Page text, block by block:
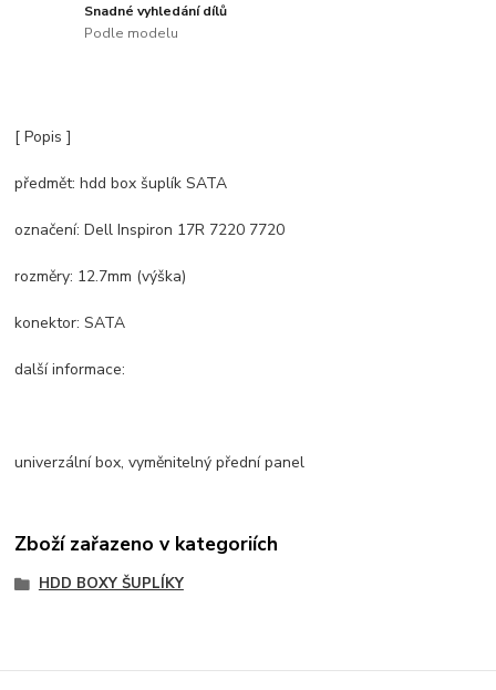
Snadné vyhledání dílů
Podle modelu
[ Popis ]
předmět: hdd box šuplík SATA
označení: Dell Inspiron 17R 7220 7720
rozměry: 12.7mm (výška)
konektor: SATA
další informace:
univerzální box, vyměnitelný přední panel
Zboží zařazeno v kategoriích
HDD BOXY ŠUPLÍKY